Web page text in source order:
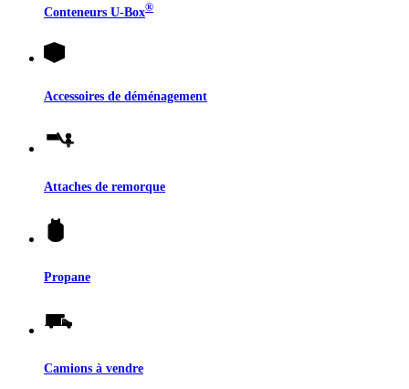
Conteneurs U-Box®
Accessoires de déménagement
Attaches de remorque
Propane
Camions à vendre